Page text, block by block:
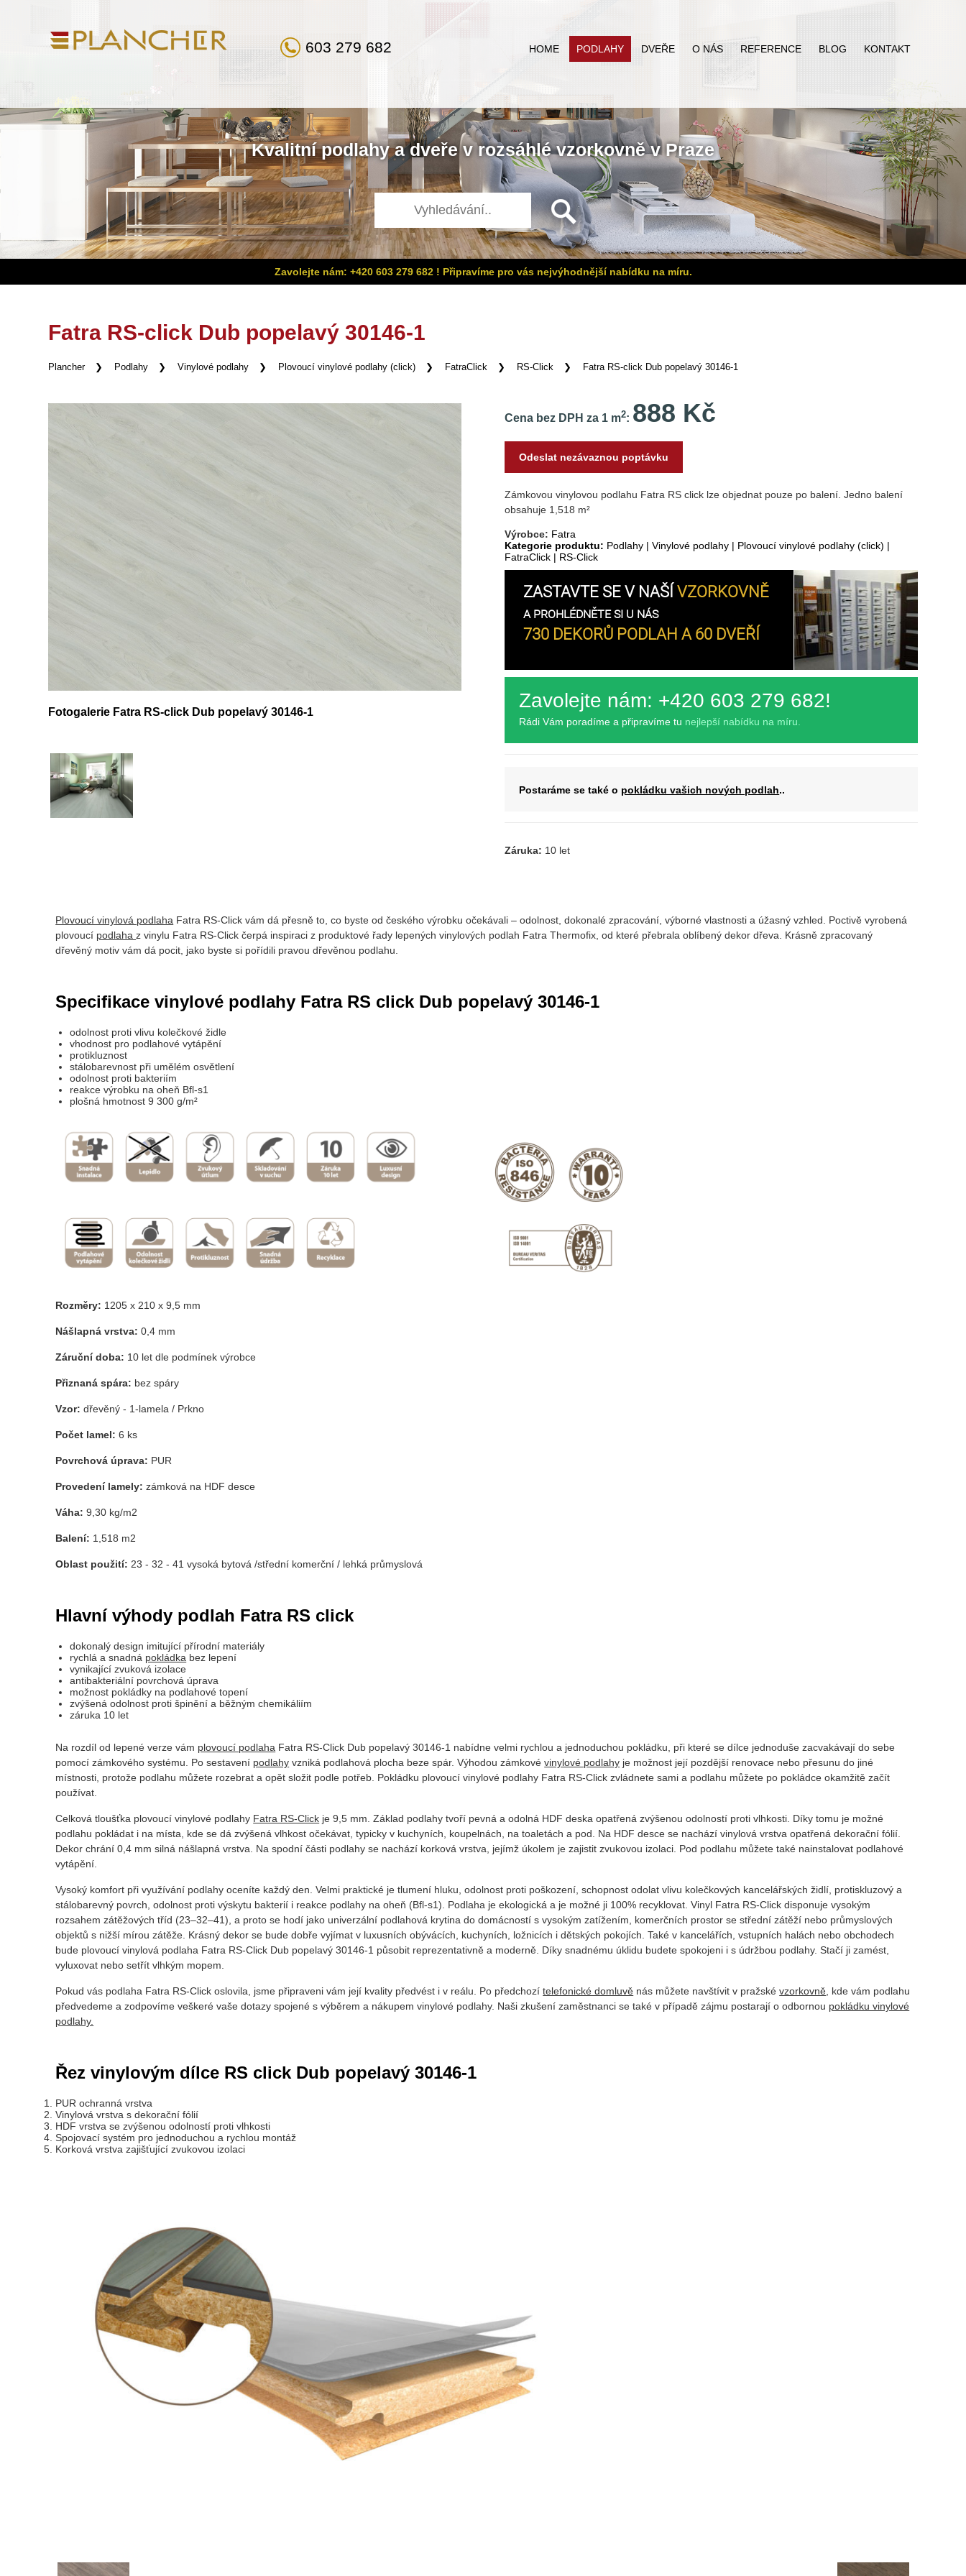
603 279 682 HOME PODLAHY DVEŘE O NÁS REFERENCE BLOG KONTAKT
Kvalitnípodlahyadveřev rozsáhlévzorkovněv Praze
Zavolejte nám: +420 603 279 682 ! Připravíme pro vás nejvýhodnější nabídku na míru.
Fatra RS-click Dub popelavý 30146-1
Plancher Podlahy Vinylové podlahy Plovoucí vinylové podlahy (click) FatraClick RS-Click Fatra RS-click Dub popelavý 30146-1
Fotogalerie Fatra RS-click Dub popelavý 30146-1
Cena bez DPH za 1 m2: 888 Kč
Odeslat nezávaznou poptávku
Zámkovou vinylovou podlahu Fatra RS click lze objednat pouze po balení. Jedno balení
obsahuje 1,518 m²
Výrobce: Fatra
Kategorie produktu: Podlahy |Vinylové podlahy | Plovoucí vinylové podlahy (click) |
FatraClick | RS-Click
ZASTAVTE SE V NAŠÍVZORKOVNĚ
A PROHLÉDNĚTE SI U NÁS
730 DEKORŮ PODLAH A 60 DVEŘÍ
Zavolejte nám: +420 603 279 682!
Rádi Vám poradíme a připravíme tu nejlepší nabídku na míru.
Postaráme se také o pokládku vašich nových podlah..
Záruka: 10 let
Plovoucí vinylová podlaha Fatra RS-Click vám dá přesně to, co byste od českého výrobku očekávali – odolnost, dokonalé zpracování, výborné vlastnosti a úžasný vzhled. Poctivě vyrobená
plovoucí podlahaz vinylu Fatra RS-Click čerpá inspiraci z produktové řady lepených vinylových podlah Fatra Thermofix, od které přebrala oblíbený dekor dřeva. Krásně zpracovaný
dřevěný motiv vám dá pocit, jako byste si pořídili pravou dřevěnou podlahu.
Specifikace vinylové podlahy Fatra RS click Dub popelavý 30146-1
odolnost proti vlivu kolečkové židle
vhodnost pro podlahové vytápění
protikluznost
stálobarevnost při umělém osvětlení
odolnost proti bakteriím
reakce výrobku na oheň Bfl-s1
plošná hmotnost 9 300 g/m²
Rozměry: 1205 x 210 x 9,5 mm
Nášlapná vrstva: 0,4 mm
Záruční doba: 10 let dle podmínek výrobce
Přiznaná spára: bez spáry
Vzor: dřevěný - 1-lamela / Prkno
Počet lamel: 6 ks
Povrchová úprava: PUR
Provedení lamely: zámková na HDF desce
Váha: 9,30 kg/m2
Balení: 1,518 m2
Oblast použití: 23 - 32 - 41 vysoká bytová /střední komerční / lehká průmyslová
Hlavní výhody podlah Fatra RS click
dokonalý design imitující přírodní materiály
rychlá a snadná pokládka bez lepení
vynikající zvuková izolace
antibakteriální povrchová úprava
možnost pokládky na podlahové topení
zvýšená odolnost proti špinění a běžným chemikáliím
záruka 10 let
Na rozdíl od lepené verze vám plovoucí podlaha Fatra RS-Click Dub popelavý 30146-1 nabídne velmi rychlou a jednoduchou pokládku, při které se dílce jednoduše zacvakávají do sebe
pomocí zámkového systému. Po sestavení podlahy vzniká podlahová plocha beze spár. Výhodou zámkovévinylové podlahy je možnost její pozdější renovace nebo přesunu do jiné
místnosti, protože podlahu můžete rozebrat a opět složit podle potřeb. Pokládku plovoucí vinylové podlahy Fatra RS-Click zvládnete sami a podlahu můžete po pokládce okamžitě začít
používat.
Celková tloušťka plovoucí vinylové podlahy Fatra RS-Click je 9,5 mm. Základ podlahy tvoří pevná a odolná HDF deska opatřená zvýšenou odolností proti vlhkosti. Díky tomu je možné
podlahu pokládat i na místa, kde se dá zvýšená vlhkost očekávat, typicky v kuchyních, koupelnách, na toaletách a pod. Na HDF desce se nachází vinylová vrstva opatřená dekorační fólií.
Dekor chrání 0,4 mm silná nášlapná vrstva. Na spodní části podlahy se nachází korková vrstva, jejímž úkolem je zajistit zvukovou izolaci. Pod podlahu můžete také nainstalovat podlahové
vytápění.
Vysoký komfort při využívání podlahy oceníte každý den. Velmi praktické je tlumení hluku, odolnost proti poškození, schopnost odolat vlivu kolečkových kancelářských židlí, protiskluzový a
stálobarevný povrch, odolnost proti výskytu bakterií i reakce podlahy na oheň (Bfl-s1). Podlaha je ekologická a je možné ji 100% recyklovat. Vinyl Fatra RS-Click disponuje vysokým
rozsahem zátěžových tříd (23–32–41), a proto se hodí jako univerzální podlahová krytina do domácností s vysokým zatížením, komerčních prostor se střední zátěží nebo průmyslových
objektů s nižší mírou zátěže. Krásný dekor se bude dobře vyjímat v luxusních obývácích, kuchyních, ložnicích i dětských pokojích. Také v kancelářích, vstupních halách nebo obchodech
bude plovoucí vinylová podlaha Fatra RS-Click Dub popelavý 30146-1 působit reprezentativně a moderně. Díky snadnému úklidu budete spokojeni i s údržbou podlahy. Stačí ji zamést,
vyluxovat nebo setřít vlhkým mopem.
Pokud vás podlaha Fatra RS-Click oslovila, jsme připraveni vám její kvality předvést i v reálu. Po předchozítelefonické domluvě nás můžete navštívit v pražskévzorkovně , kde vám podlahu
předvedeme a zodpovíme veškeré vaše dotazy spojené s výběrem a nákupem vinylové podlahy. Naši zkušení zaměstnanci se také v případě zájmu postarají o odbornou pokládku vinylové
podlahy.
Řez vinylovým dílce RS click Dub popelavý 30146-1
PUR ochranná vrstva
Vinylová vrstva s dekorační fólií
HDF vrstva se zvýšenou odolností proti vlhkosti
Spojovací systém pro jednoduchou a rychlou montáž
Korková vrstva zajišťující zvukovou izolaci